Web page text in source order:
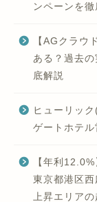
ンペーンを徹
【AGクラウ
ある？過去
底解説
ヒューリッ
ゲートホテル
【年利
東京都港区
上昇エリア